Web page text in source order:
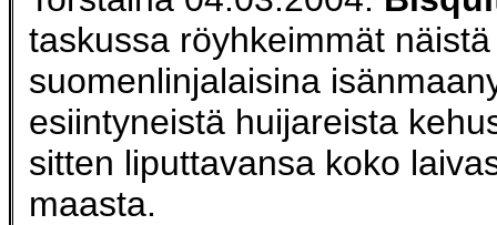
taskussa röyhkeimmät näistä
suomenlinjalaisina
esiintyneistä huijareista
sitten liputtavansa koko
maasta.